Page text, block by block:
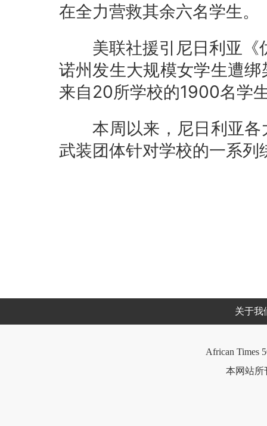
在全力营救其余六名学生。
美联社援引尼日利亚《
诺州发生大规模女学生遭
来自20所学校的1900名学
本周以来，尼日利亚各
武装团体针对学校的一系
关于我
African Times
本网站所